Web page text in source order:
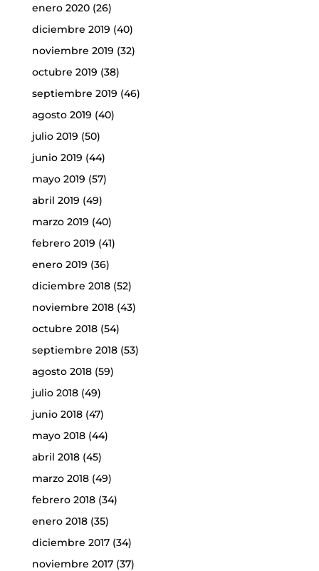
enero 2020(26)
diciembre 2019 (40)
noviembre 2019 (32)
octubre 2019 (38)
septiembre 2019 (46)
agosto 2019 (40)
julio 2019 (50)
junio 2019 (44)
mayo 2019 (57)
abril 2019 (49)
marzo 2019 (40)
febrero 2019 (41)
enero 2019 (36)
diciembre 2018(52)
noviembre 2018(43)
octubre 2018(54)
septiembre 2018(53)
agosto 2018(59)
julio 2018(49)
junio 2018(47)
mayo 2018(44)
abril 2018(45)
marzo 2018(49)
febrero 2018(34)
enero 2018(35)
diciembre 2017(34)
noviembre 2017(37)